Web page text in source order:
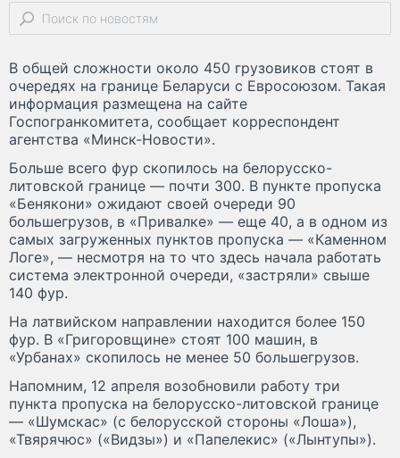
В общей сложности около 450 грузовиков стоят в
очередях на границе Беларуси с Евросоюзом. Такая
информация размещена на сайте
Госпогранкомитета, сообщает корреспондент
агентства «Минск-Новости».
Больше всего фур скопилось на белорусско-
литовской границе — почти 300. В пункте пропуска
«Бенякони» ожидают своей очереди 90
большегрузов, в «Привалке» — еще 40, а в одном из
самых загруженных пунктов пропуска — «Каменном
Логе», — несмотря на то что здесь начала работать
система электронной очереди, «застряли» свыше
140 фур.
На латвийском направлении находится более 150
фур. В «Григоровщине» стоят 100 машин, в
«Урбанах» скопилось не менее 50 большегрузов.
Напомним, 12 апреля возобновили работу три
пункта пропуска на белорусско-литовской границе
— «Шумскас» (с белорусской стороны «Лоша»),
«Твярячюс» («Видзы») и «Папелекис» («Лынтупы»).